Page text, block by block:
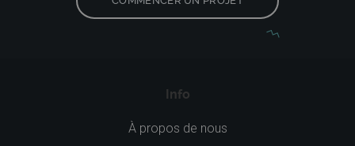
Info
À propos de nous